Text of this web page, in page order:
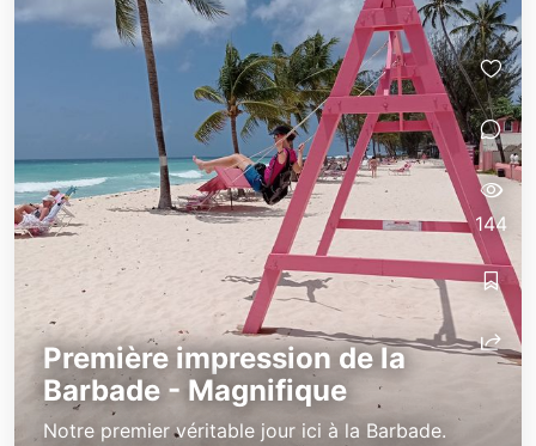
Première impression de la
Barbade - Magnifique
Notre premier véritable jour ici à la Barbade.
144